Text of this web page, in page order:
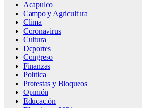
Acapulco
Campo y Agricultura
Clima
Coronavirus
Cultura
Deportes
Congreso
Finanzas
Política
Protestas y Bloqueos
Opinión
Educación